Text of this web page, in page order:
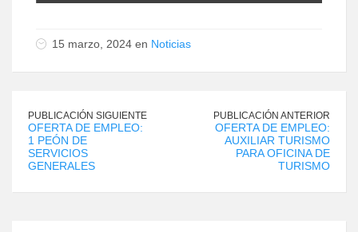
15 marzo, 2024 en Noticias
PUBLICACIÓN SIGUIENTE
OFERTA DE EMPLEO:
1 PEÓN DE
SERVICIOS
GENERALES
PUBLICACIÓN ANTERIOR
OFERTA DE EMPLEO:
AUXILIAR TURISMO
PARA OFICINA DE
TURISMO